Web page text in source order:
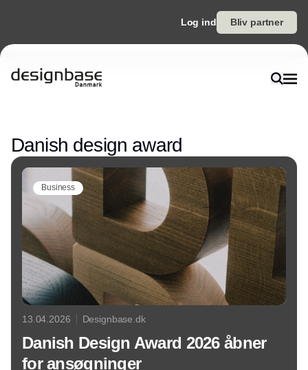
Log ind Bliv partner
Danish design award
Business
13.04.2026 Designbase.dk
Danish Design Award 2026 åbner
for ansøgninger